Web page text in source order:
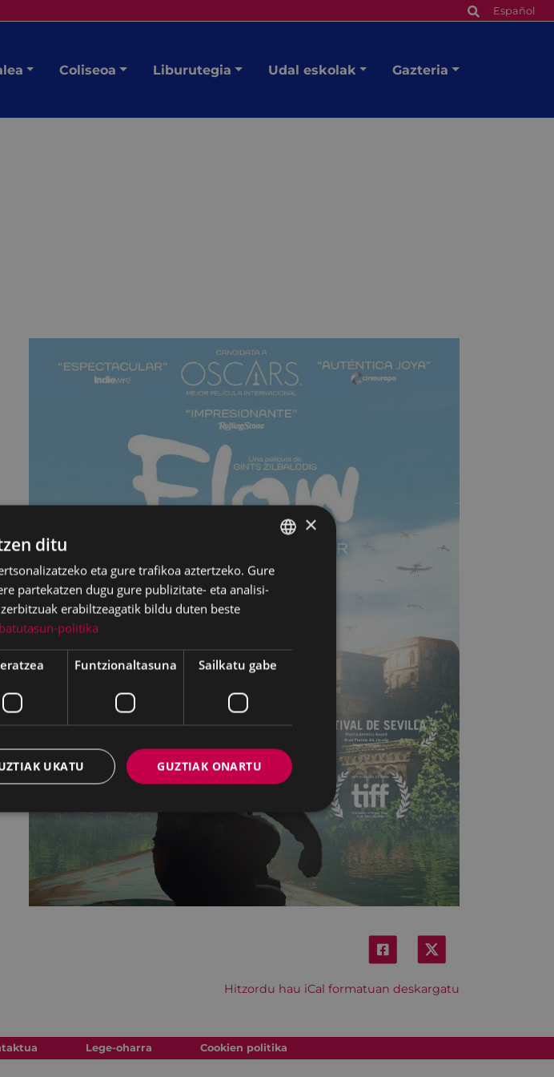
Español
Coliseoa Liburutegia Udal eskolak Gazteria
Hitzordu hau iCal formatuan deskargatu
Lege-oharra Cookien politika
BASQUE
SPANISH
×
ditu
eta gure trafikoa aztertzeko. Gure
partekatzen dugu gure publizitate- eta analisi-
erabiltzeagatik bildu duten beste
politika
Funtzionaltasuna Sailkatu gabe
GUZTIAK ONARTU
UKATU